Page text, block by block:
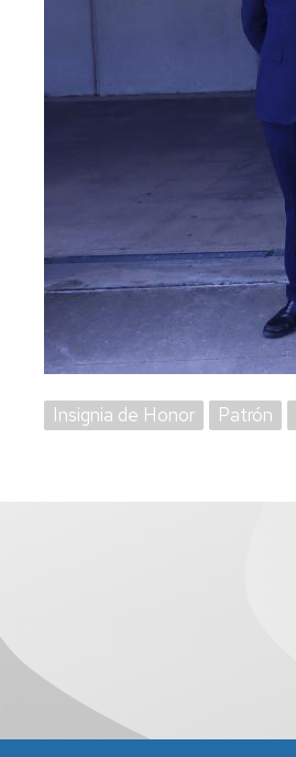
Insignia de Honor Patrón